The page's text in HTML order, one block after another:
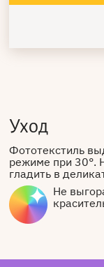
Уход
Фототекстиль
режиме при 30°.
гладить в
Не